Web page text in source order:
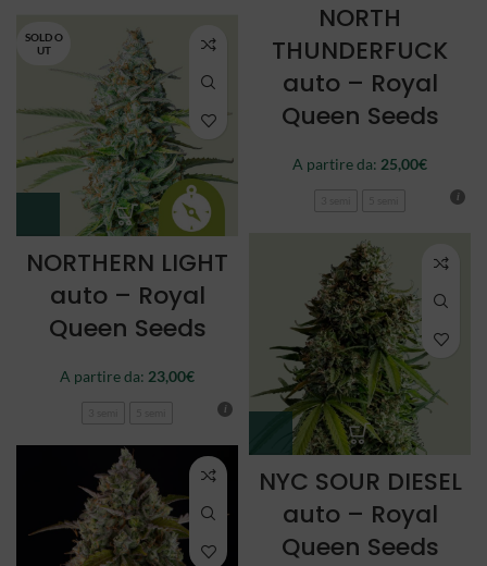
NORTH
THUNDERFUCK
auto – Royal
Queen Seeds
A partire da: 25,00€
SOLD O
UT
NORTHERN LIGHT
auto – Royal
Queen Seeds
A partire da: 23,00€
NYC SOUR DIESEL
auto – Royal
Queen Seeds